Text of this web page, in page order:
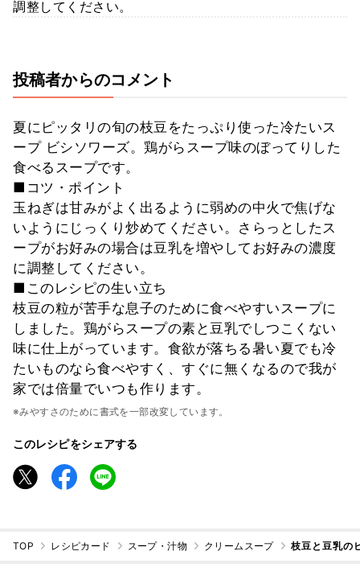
調整してください。
投稿者からのコメント
夏にピッタリの旬の枝豆をたっぷり使った冷たいス
ープ ビシソワーズ。鶏がらスープ味のぼってりした
食べるスープです。
■コツ・ポイント
玉ねぎは甘みがよく出るように弱めの中火で焦げな
いようにじっくり炒めてください。さらっとしたス
ープがお好みの場合は豆乳を増やしてお好みの濃度
に調整してください。
■このレシピの生い立ち
枝豆の粒が苦手な息子のために食べやすいスープに
しました。鶏がらスープの素と豆乳でしつこくない
味に仕上がっています。食欲が落ちる暑い夏でも冷
たいものなら食べやすく、すぐに無くなるので我が
家では倍量でいつも作ります。
※みやすさのために書式を一部改変しています。
このレシピをシェアする
TOP レシピカード スープ・汁物 クリームスープ 枝豆と豆乳の